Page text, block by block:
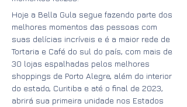
Hoje a Bella Gula segue fazendo parte dos
melhores momentos das pessoas com
suas delícias incríveis e é a maior rede de
Tortaria e Café do sul do país, com mais de
30 lojas espalhadas pelos melhores
shoppings de Porto Alegre, além do interior
do estado, Curitiba e até o final de 2023,
abrirá sua primeira unidade nos Estados